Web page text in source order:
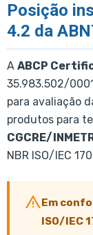
Posição
4.2 da
A ABCP
35.983.502/
para avaliação
produtos para
CGCRE/
NBR ISO/IEC
Em
ISO/IEC